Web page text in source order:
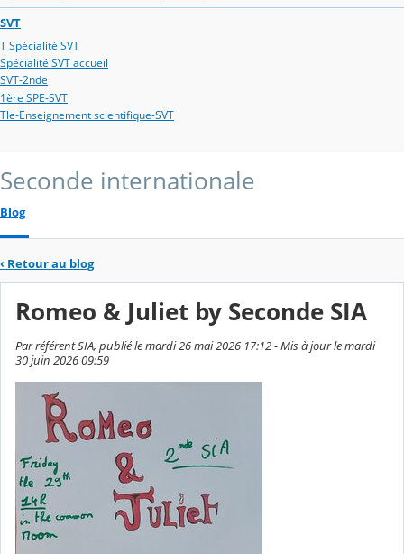
SVT
T Spécialité SVT
Spécialité SVT accueil
SVT-2nde
1ère SPE-SVT
Tle-Enseignement scientifique-SVT
Seconde internationale
Blog
‹ Retour au blog
Romeo & Juliet by Seconde SIA
Par référent SIA, publié le mardi 26 mai 2026 17:12 - Mis à jour le mardi
30 juin 2026 09:59